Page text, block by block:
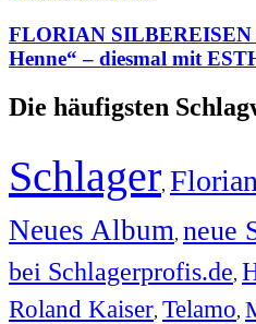
FLORIAN SILBEREISEN
Henne“ – diesmal mit
Die häufigsten
Schlager,
Neues Album, neue
bei Schlagerprofis.de,
Roland Kaiser, Telamo,